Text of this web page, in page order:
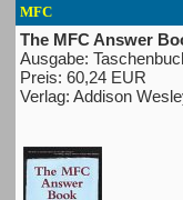
MFC
The MFC Answer
Ausgabe:
Preis: 60,24 EUR
Verlag: Addison